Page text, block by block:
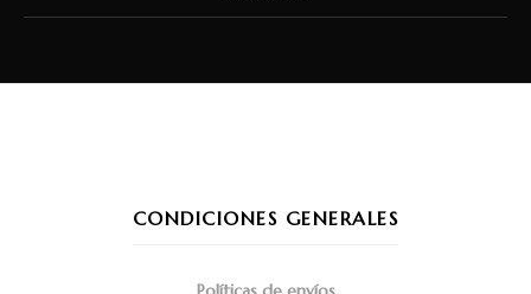
CONDICIONES GENERALES